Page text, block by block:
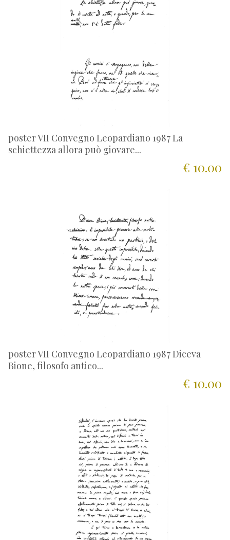
poster VII Convegno Leopardiano 1987 La
schiettezza allora può giovare...
€ 10.00
poster VII Convegno Leopardiano 1987 Diceva
Bione, filosofo antico...
€ 10.00